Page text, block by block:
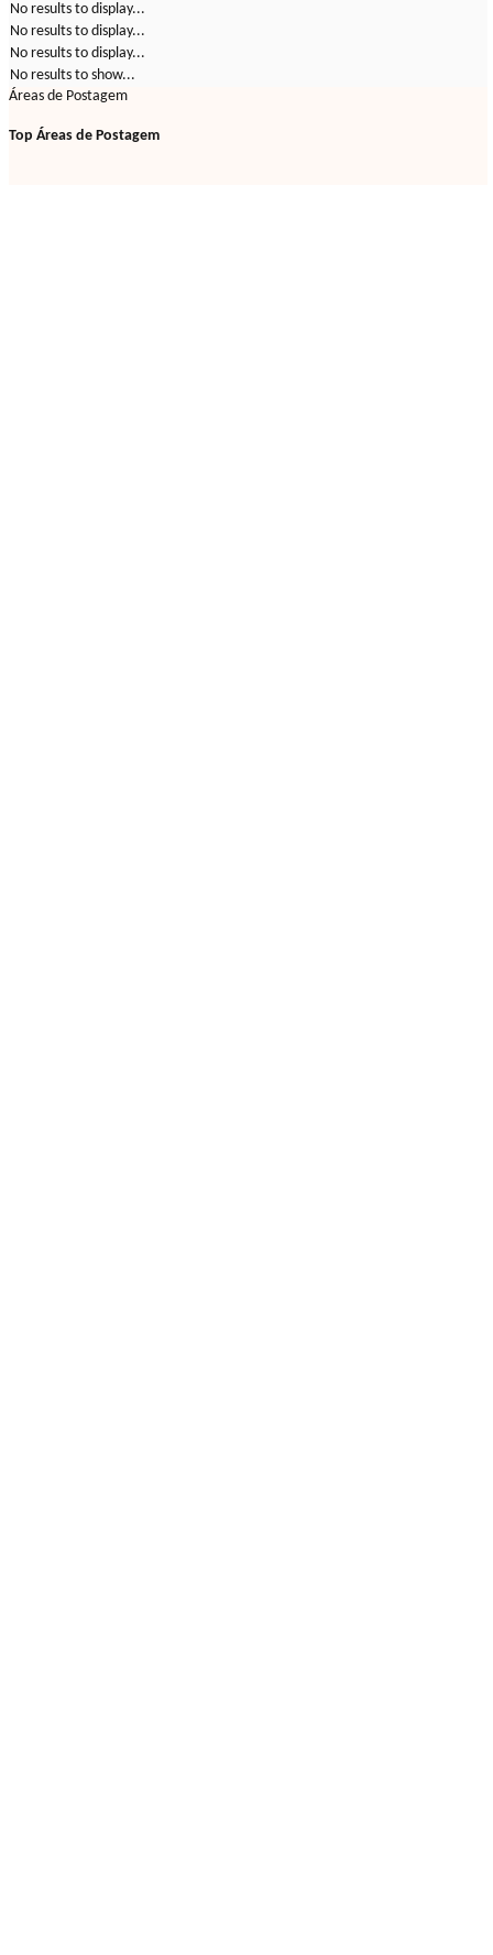
No results to display...
No results to display...
No results to display...
No results to show...
Áreas de Postagem
Top Áreas de Postagem